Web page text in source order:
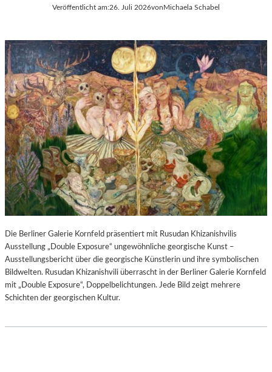
Veröffentlicht am:26. Juli 2026vonMichaela Schabel
Die Berliner Galerie Kornfeld präsentiert mit Rusudan Khizanishvilis
Ausstellung „Double Exposure“ ungewöhnliche georgische Kunst –
Ausstellungsbericht über die georgische Künstlerin und ihre symbolischen
Bildwelten. Rusudan Khizanishvili überrascht in der Berliner Galerie Kornfeld
mit „Double Exposure“, Doppelbelichtungen. Jede Bild zeigt mehrere
Schichten der georgischen Kultur.